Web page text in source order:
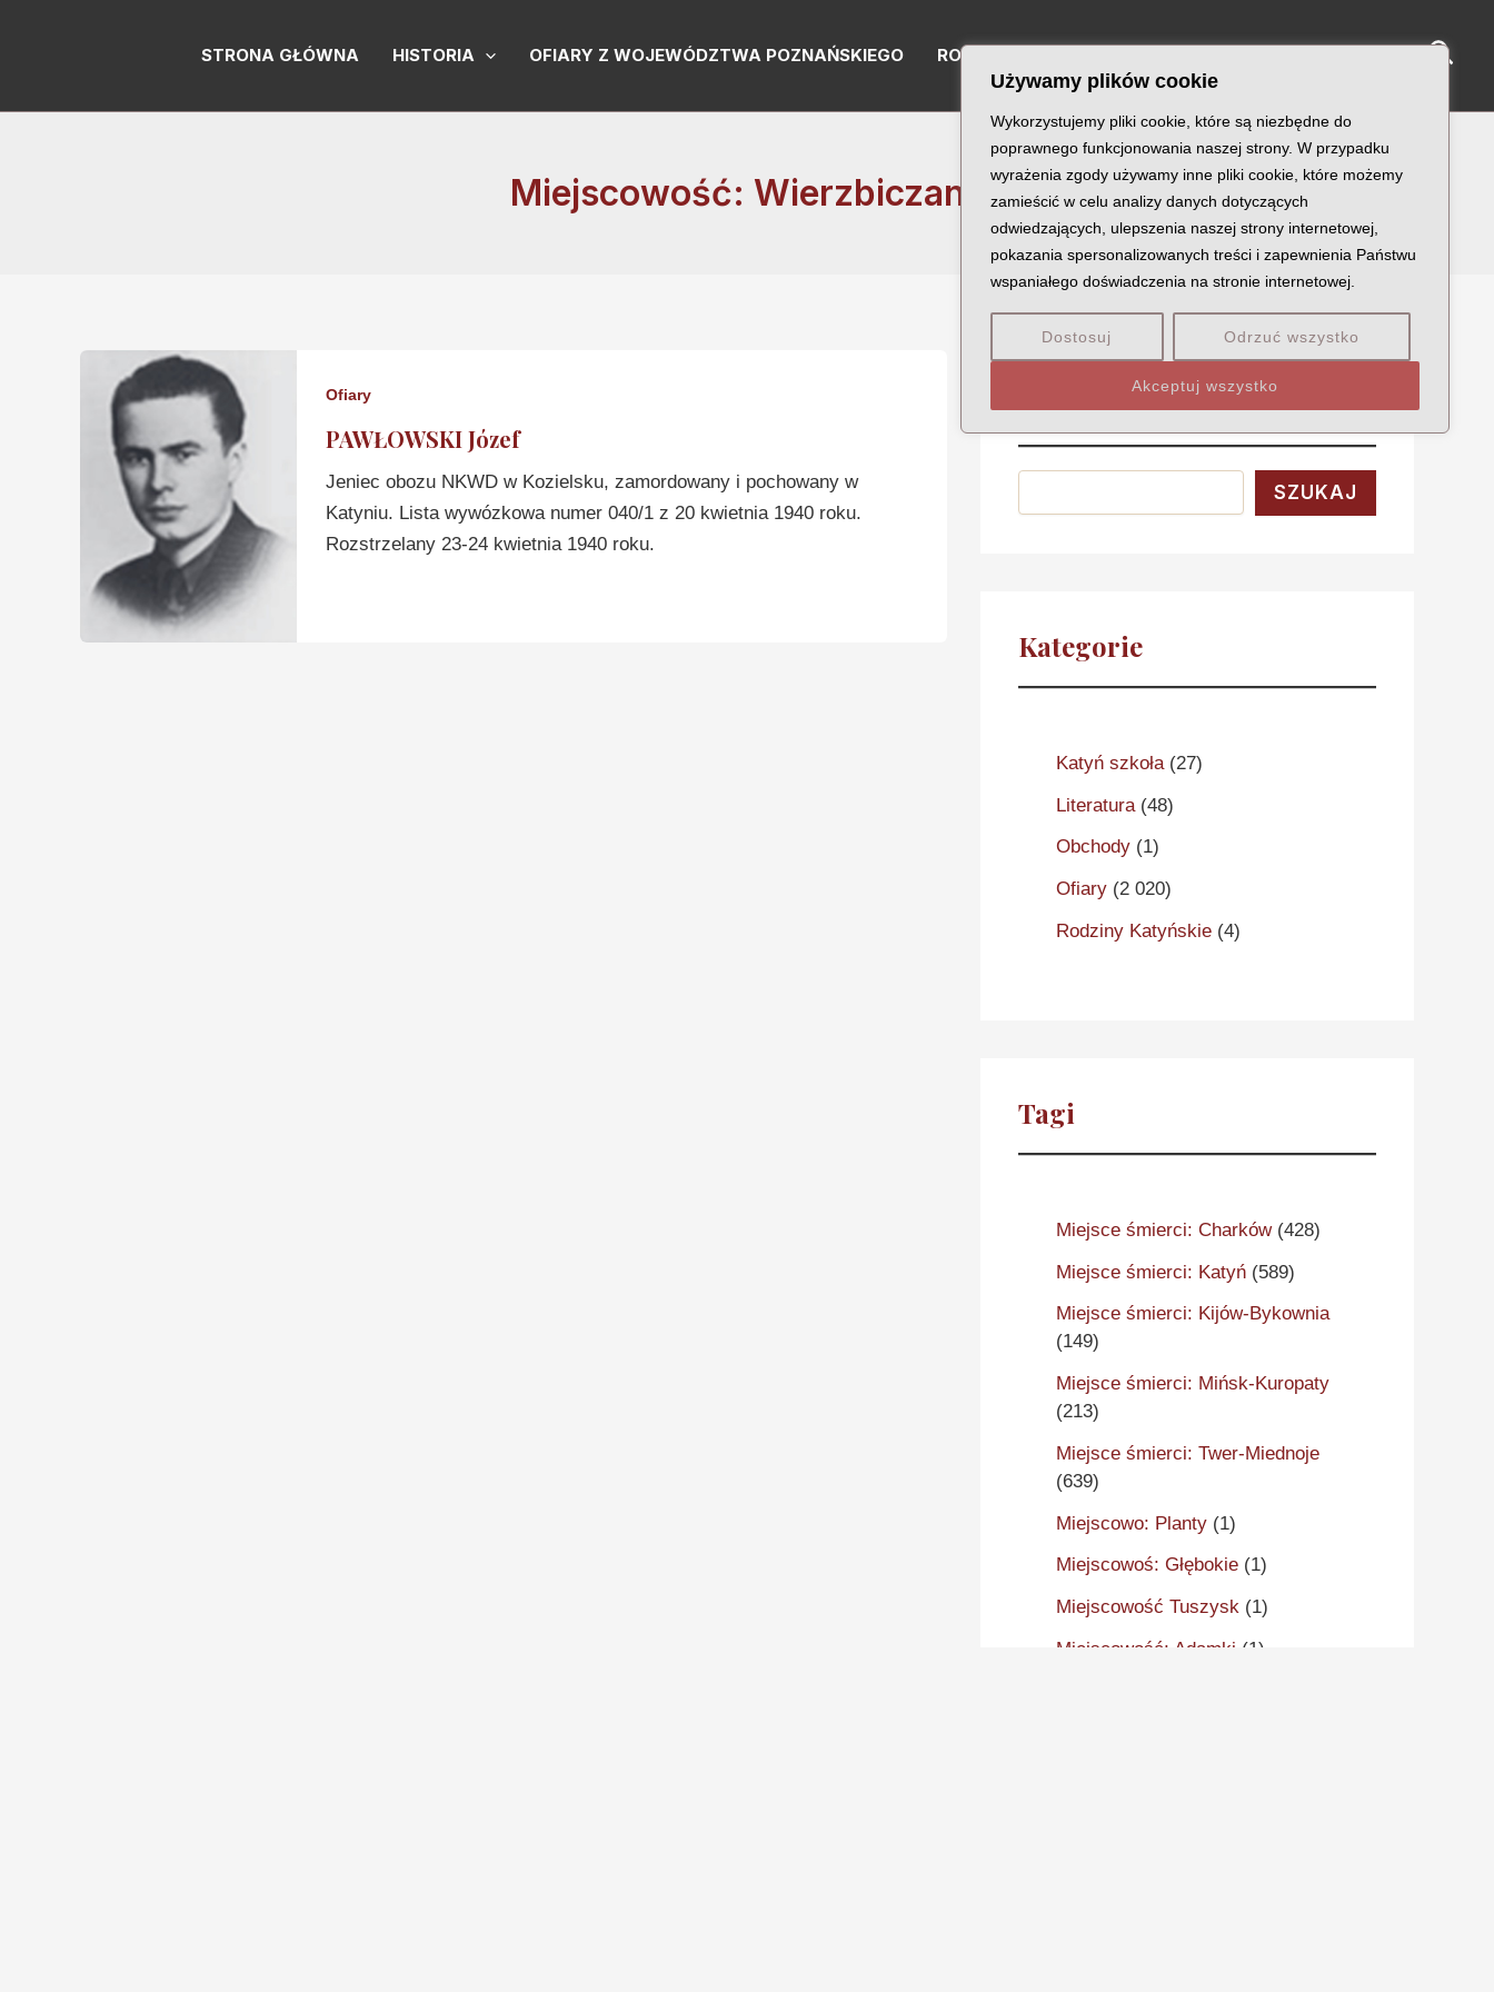
Używamy plików cookie
Wykorzystujemy pliki cookie, które są niezbędne do
poprawnego funkcjonowania naszej strony. W przypadku
wyrażenia zgody używamy inne pliki cookie, które możemy
zamieścić w celu analizy danych dotyczących
odwiedzających, ulepszenia naszej strony internetowej,
pokazania spersonalizowanych treści i zapewnienia Państwu
wspaniałego doświadczenia na stronie internetowej.
Dostosuj Odrzuć wszystko
Akceptuj wszystko
STRONA GŁÓWNA HISTORIA OFIARY Z WOJEWÓDZTWA POZNAŃSKIEGO RODZINY KATYŃSKIE
Miejscowość: Wierzbiczany
Ofiary
PAWŁOWSKI Józef
Jeniec obozu NKWD w Kozielsku, zamordowany i pochowany w
Katyniu. Lista wywózkowa numer 040/1 z 20 kwietnia 1940 roku.
Rozstrzelany 23-24 kwietnia 1940 roku.
Wyszukaj
Szukaj
SZUKAJ
Kategorie
Katyń szkoła (27)
Literatura (48)
Obchody (1)
Ofiary (2 020)
Rodziny Katyńskie (4)
Tagi
Miejsce śmierci: Charków(428)
Miejsce śmierci: Katyń (589)
Miejsce śmierci: Kijów-Bykownia
(149)
Miejsce śmierci: Mińsk-Kuropaty
(213)
Miejsce śmierci: Twer-Miednoje
(639)
Miejscowo: Planty (1)
Miejscowoś: Głębokie (1)
Miejscowość Tuszysk (1)
Miejscowość: Adamki (1)